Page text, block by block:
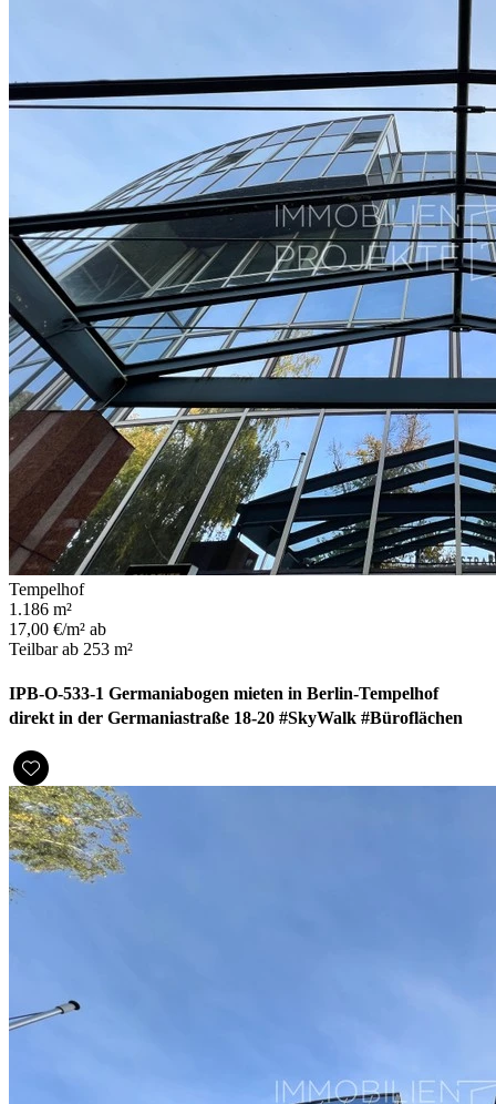
Tempelhof
1.186 m²
17,00 €/m² ab
Teilbar ab 253 m²
IPB-O-533-1 Germaniabogen mieten in Berlin-Tempelhof
direkt in der Germaniastraße 18-20 #SkyWalk #Büroflächen